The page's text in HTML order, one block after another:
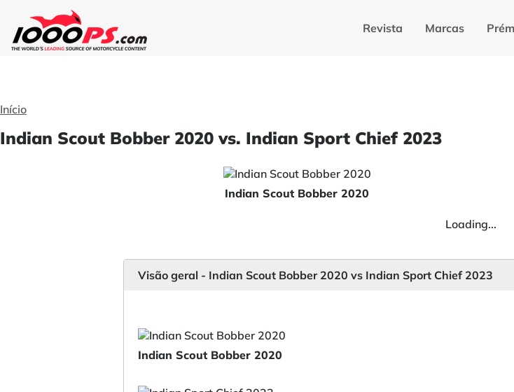
Revista Marcas
Início
Indian Scout Bobber 2020 vs. Indian Sport Chief 2023
Indian Scout Bobber 2020
Loading...
Visão geral - Indian Scout Bobber 2020 vs Indian Sport Chief 2023
Indian Scout Bobber 2020